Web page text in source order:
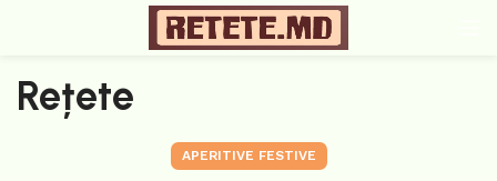
Rețete
APERITIVE FESTIVE